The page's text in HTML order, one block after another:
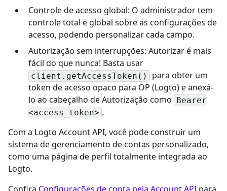
Controle de acesso global: O administrador tem
controle total e global sobre as configurações de
acesso, podendo personalizar cada campo.
Autorização sem interrupções: Autorizar é mais
fácil do que nunca! Basta usar
client.getAccessToken()
para obter um
token de acesso opaco para OP (Logto) e anexá-
lo ao cabeçalho de Autorização como Bearer
<access_token> .
Com a Logto Account API, você pode construir um
sistema de gerenciamento de contas personalizado,
como uma página de perfil totalmente integrada ao
Logto.